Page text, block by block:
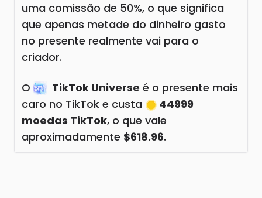
uma comissão de 50%, o que significa
que apenas metade do dinheiro gasto
no presente realmente vai para o
criador.
O TikTok Universe é o presente mais
caro no TikTok e custa
44999
moedas TikTok, o que vale
aproximadamente $618.96.